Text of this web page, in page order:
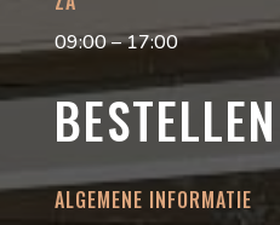
09:00 – 17:00
BESTELLEN
ALGEMENE INFORMATIE